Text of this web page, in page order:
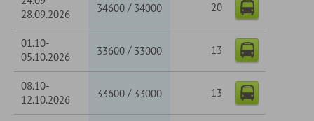
28.09.2026
34600 / 34000 20
01.10-
05.10.2026
33600 / 33000 13
08.10-
12.10.2026
33600 / 33000 13